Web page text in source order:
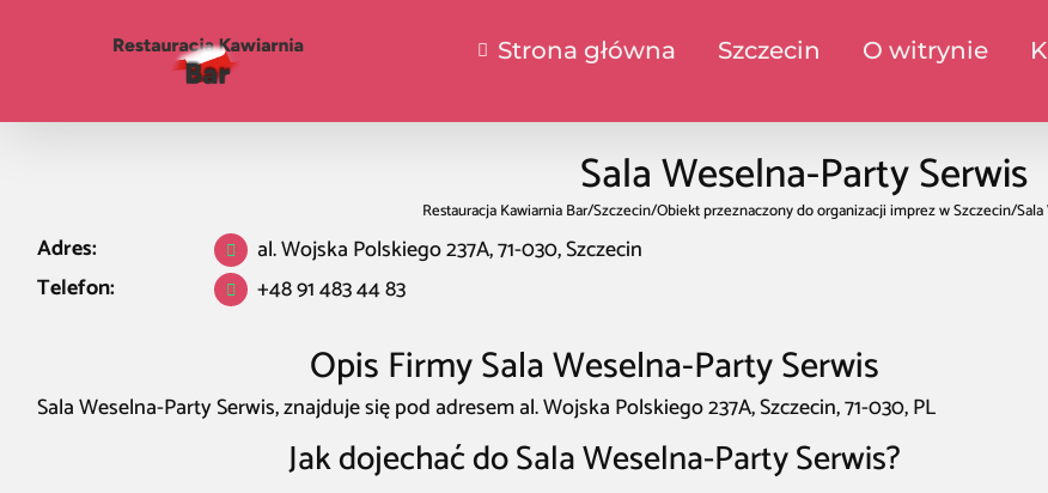
Strona główna Szczecin O witrynie
Sala Weselna-Party Serwis
Restauracja Kawiarnia Bar/Szczecin/Obiekt przeznaczony do organizacji imprez w Szczecin/
Adres:
al. Wojska Polskiego 237A, 71-030, Szczecin
Telefon:
+48 91 483 44 83
Opis Firmy Sala Weselna-Party Serwis
Sala Weselna-Party Serwis, znajduje się pod adresem al. Wojska Polskiego 237A, Szczecin, 71-030, PL
Jak dojechać do Sala Weselna-Party Serwis?